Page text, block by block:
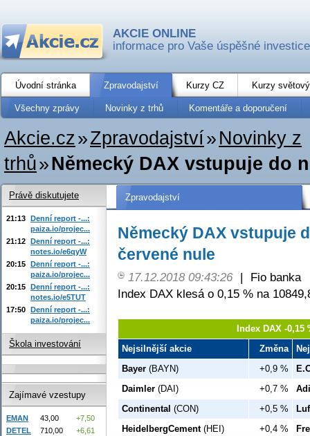
AKCIE ONLINE
informace pro Vaše úspěšné investice
Úvodní stránka Zpravodajství Kurzy CZ Kurzy
Všechny zprávy Novinky z trhů Komentáře a doporučení
Akcie.cz»Zpravodajství» Novinky z
trhů»Německý DAX vstupuje do
Zpravodajství
Německý DAX vstupuje
červené nule
17.12.2018 09:43:26 |
Fio banka
Index DAX klesá o 0,15 % na
Index DAX -0,15
Nejsilnější akcie
Změna
Bayer (BAYN) +0,9 %
Daimler (DAI) +0,7 %
Continental (CON) +0,5 %
HeidelbergCement(HEI) +0,4 %
Právě diskutujete
21:13 Denní report -...:
paiza.io/projec...
21:12 Denní report -...:
notes.io/e6qyW
20:15 Denní report -...:
paiza.io/projec...
20:15 Denní report -...:
notes.io/e5TUT
17:50 Denní report -...:
paiza.io/projec...
Škola investování
Zajímavé vzestupy
EMAN 43,00
+7,50
DETEL
710,00
+6,61